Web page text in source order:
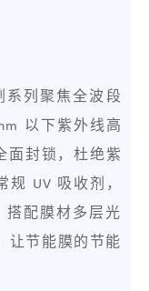
系列聚焦全波段
以下紫外线高
面封锁，杜绝紫
规 UV 吸收剂，
搭配膜材多层光
让节能膜的节能